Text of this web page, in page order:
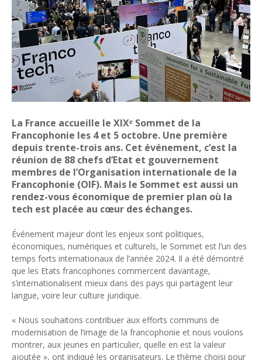
Unknown-Jul 13 2026
Intelligence artificielle : le "Sud global" joue sa partition
Unknown -Jul 06 2026
Chine : des investissements à l'étranger plus encadrés
Unknown
Jul 01 2026
Economie hôtelière : la connectivité comme levier
Unknown
Jun 27 2026
Pays du Golfe : nouveau paradigme, nouvelles priorités
Neutralité carbone : les "Iles Vanille" poussent leurs pions
Unknown-Jun 18 2026
Rendez-vous golfique : Mazagan joue sa carte
Unknown
Jun 11 2026
Course à l'IA : Meta envisage une importante levée de fonds
Unknown-Jun 06 2026
Banques centrales : indépendantes jusqu'où ?
VTC : Yango Group veut accélérer en Afrique
Unknown-May 22 2026
Marques françaises : Chanel aux sommets de la
Tsirisoa Edition-May 13 2026
Art et médias sociaux : à l'ère de la "présence ciblée"
Unknown-May 09 2026
Unknown -May 03 2026
Economie : quand le roi dollar grince
Unknown
Apr 26 2026
La France accueille le XIXᵉ Sommet de la
Francophonie les 4 et 5 octobre. Une première
depuis trente-trois ans. Cet événement, c’est la
réunion de 88 chefs d’Etat et gouvernement
membres de l’Organisation internationale de la
Francophonie (OIF). Mais le Sommet est aussi un
rendez-vous économique de premier plan où la
tech est placée au cœur des échanges.
Événement majeur dont les enjeux sont politiques,
économiques, numériques et culturels, le Sommet est l’un des
temps forts internationaux de l’année 2024. Il a été démontré
que les Etats francophones commercent davantage,
s’internationalisent mieux dans des pays qui partagent leur
langue, voire leur culture juridique.
« Nous souhaitons contribuer aux efforts communs de
modernisation de l’image de la francophonie et nous voulons
montrer, aux jeunes en particulier, quelle en est la valeur
ajoutée », ont indiqué les organisateurs. Le thème choisi pour